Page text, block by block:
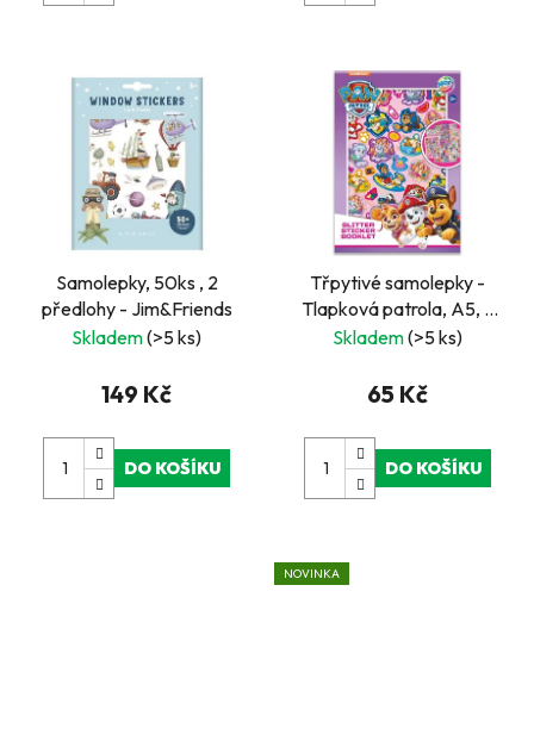
Samolepky, 50ks , 2
předlohy - Jim&Friends
Skladem(>5 ks)
149 Kč
DO KOŠÍKU
Třpytivé samolepky -
Tlapková patrola, A5, 8
listů
Skladem(>5 ks)
65 Kč
DO KOŠÍKU
NOVINKA